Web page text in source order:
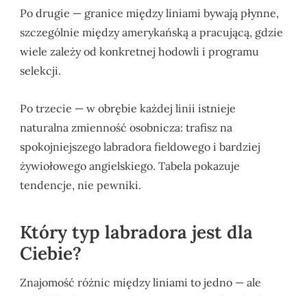
Po drugie — granice między liniami bywają płynne,
szczególnie między amerykańską a pracującą, gdzie
wiele zależy od konkretnej hodowli i programu
selekcji.
Po trzecie — w obrębie każdej linii istnieje
naturalna zmienność osobnicza: trafisz na
spokojniejszego labradora fieldowego i bardziej
żywiołowego angielskiego. Tabela pokazuje
tendencje, nie pewniki.
Który typ labradora jest dla
Ciebie?
Znajomość różnic między liniami to jedno — ale